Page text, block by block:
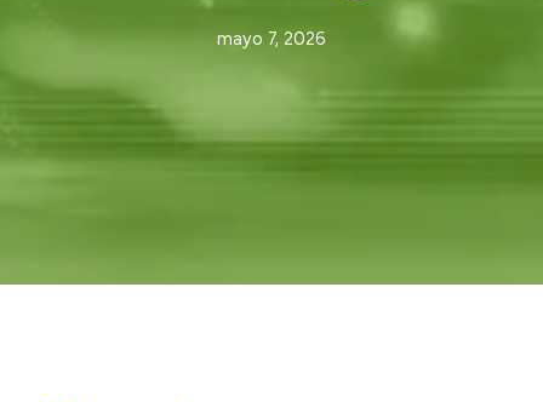
mayo 7, 2026